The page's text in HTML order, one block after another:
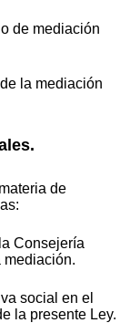
de mediación
la mediación
de
Consejería
mediación.
social en el
la presente Ley.